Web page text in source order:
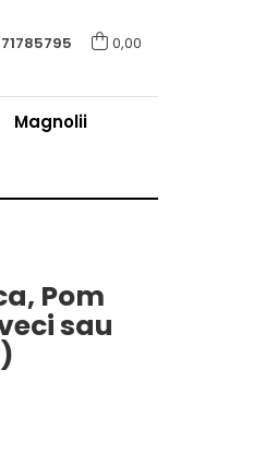
0,00
Magnolii
Pom
sau